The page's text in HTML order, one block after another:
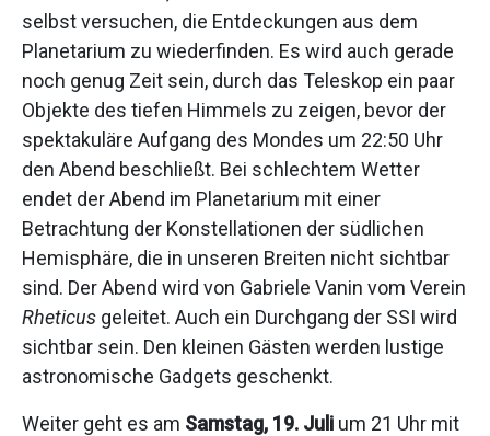
selbst versuchen, die Entdeckungen aus dem
Planetarium zu wiederfinden. Es wird auch gerade
noch genug Zeit sein, durch das Teleskop ein paar
Objekte des tiefen Himmels zu zeigen, bevor der
spektakuläre Aufgang des Mondes um 22:50 Uhr
den Abend beschließt. Bei schlechtem Wetter
endet der Abend im Planetarium mit einer
Betrachtung der Konstellationen der südlichen
Hemisphäre, die in unseren Breiten nicht sichtbar
sind. Der Abend wird von Gabriele Vanin vom Verein
Rheticus geleitet. Auch ein Durchgang der SSI wird
sichtbar sein. Den kleinen Gästen werden lustige
astronomische Gadgets geschenkt.
Weiter geht es am Samstag, 19. Juli um 21 Uhr mit